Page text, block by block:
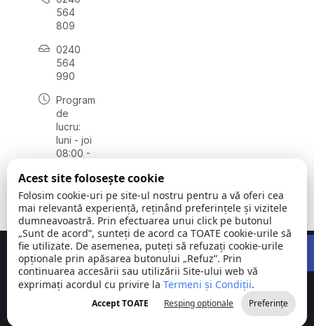
564
809
0240
564
990
Program
de
lucru:
luni - joi
08:00 -
vineri
08:00 -
14:00
Comuna
Stejaru |
județul Tulcea
©
2026
Toate
drepturile
rezervate
Concept realizat deBig Media Relații Publice SRL
Acest site folosește cookie
Folosim cookie-uri pe site-ul nostru pentru a vă oferi cea
mai relevantă experiență, reținând preferințele și vizitele
dumneavoastră. Prin efectuarea unui click pe butonul
„Sunt de acord”, sunteți de acord ca TOATE cookie-urile să
fie utilizate. De asemenea, puteți să refuzați cookie-urile
opționale prin apăsarea butonului „Refuz”. Prin
continuarea accesării sau utilizării Site-ului web vă
exprimați acordul cu privire la Termeni și Condiții.
Accept TOATE Resping opționale Preferințe